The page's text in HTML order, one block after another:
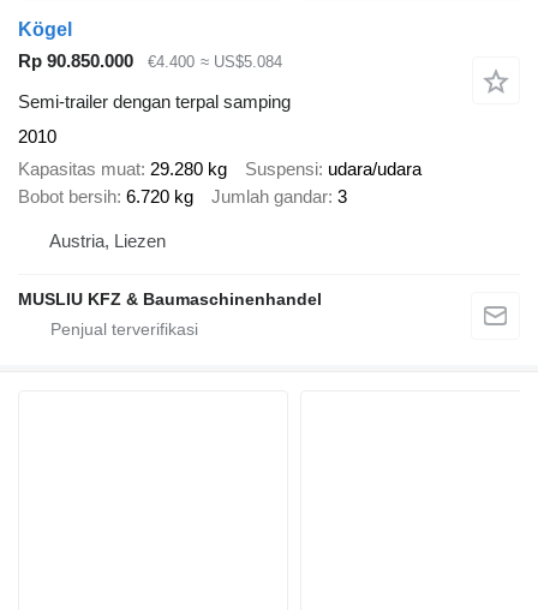
Kögel
Rp 90.850.000
€4.400 ≈ US$5.084
Semi-trailer dengan terpal samping
2010
Kapasitas muat 29.280 kg Suspensi udara/udara
Bobot bersih 6.720 kg Jumlah gandar 3
Austria, Liezen
MUSLIU KFZ & Baumaschinenhandel